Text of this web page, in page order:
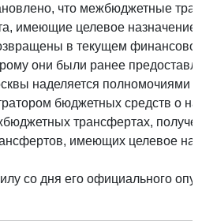
что межбюджетные
имеющие целевое
в текущем
они были ранее
наделяется полномочиями
бюджетных средств о
трансфертах,
имеющих целевое
со дня его официального